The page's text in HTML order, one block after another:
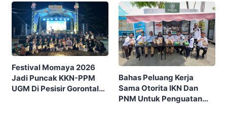
Festival Momaya 2026
Jadi Puncak KKN-PPM
UGM Di Pesisir Gorontalo,
Bahas Peluang Kerja
Sama Otorita IKN Dan
PNM Untuk Penguatan